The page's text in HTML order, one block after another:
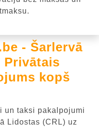
- Šarlervā
Privātais
kopš
un taksi pakalpojumi
Lidostas (CRL) uz